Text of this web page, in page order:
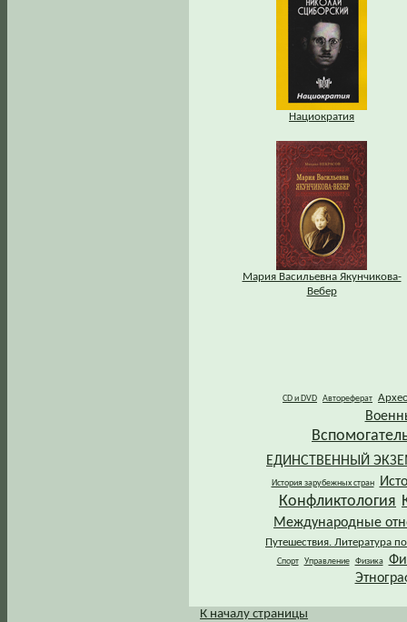
Нациократия
Мария Васильевна Якунчикова-
Вебер
CD и DVD Автореферат
ЕДИНСТВЕННЫЙ
История зарубежных стран
Конфликтология
Международные
Путешествия. Литература
Спорт Управление Физика
К началу страницы